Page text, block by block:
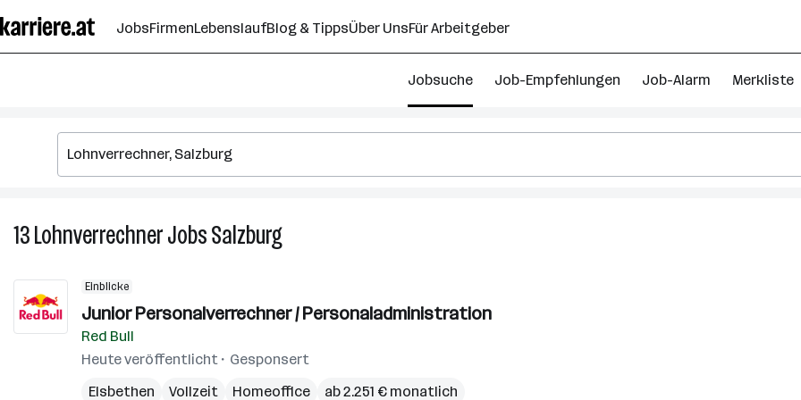
Seiteninhalt
springen
JobsFirmenLebenslaufBlog & TippsÜber UnsFür Arbeitgeber
Jobsuche Job-Empfehlungen Job-Alarm Merkliste
13LohnverrechnerJobsSalzburg13
Lohnverrechner
Salzburg
Einblicke
Junior Personalverrechner / Personaladministration
Red Bull
Heute veröffentlicht
Gesponsert
Elsbethen
Vollzeit Homeoffice ab 2.251 € monatlich